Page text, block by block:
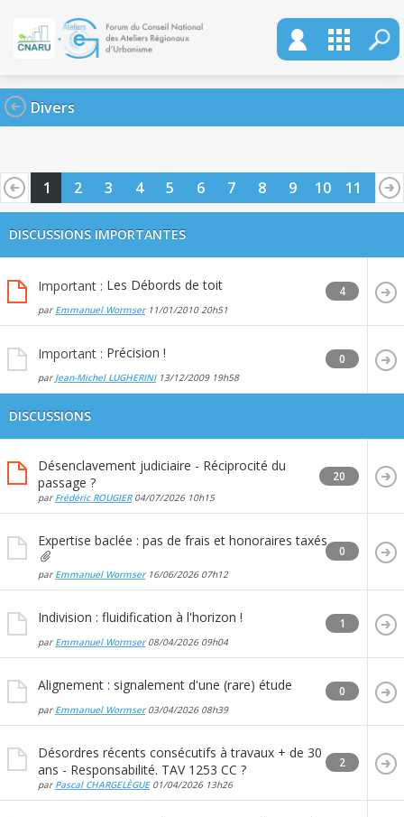
Divers
1 2 3 4 5 6 7 8 9 10 11
12
DISCUSSIONS IMPORTANTES
Important : Les Débords de toit
par Emmanuel Wormser11/01/2010 20h51
4
Important : Précision !
par Jean-Michel LUGHERINI13/12/2009 19h58
0
DISCUSSIONS
Désenclavement judiciaire - Réciprocité du
passage ?
par Frédéric ROUGIER04/07/2026 10h15
20
Expertise baclée : pas de frais et honoraires taxés
par Emmanuel Wormser16/06/2026 07h12
0
Indivision : fluidification à l'horizon !
par Emmanuel Wormser08/04/2026 09h04
1
Alignement : signalement d'une (rare) étude
par Emmanuel Wormser03/04/2026 08h39
0
Désordres récents consécutifs à travaux + de 30
ans - Responsabilité. TAV 1253 CC ?
par Pascal CHARGELÈGUE01/04/2026 13h26
2